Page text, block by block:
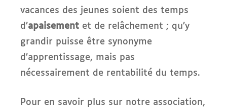
vacances des jeunes soient des temps
d’apaisement et de relâchement ; qu’y
grandir puisse être synonyme
d’apprentissage, mais pas
nécessairement de rentabilité du temps.
Pour en savoir plus sur notre association,